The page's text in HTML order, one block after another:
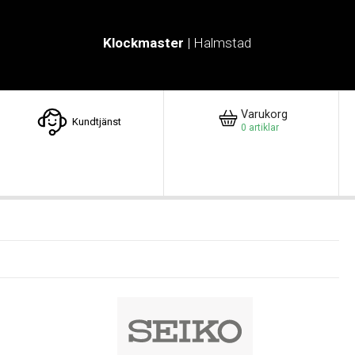
Klockmaster | Halmstad
Kundtjänst
Varukorg
0 artiklar